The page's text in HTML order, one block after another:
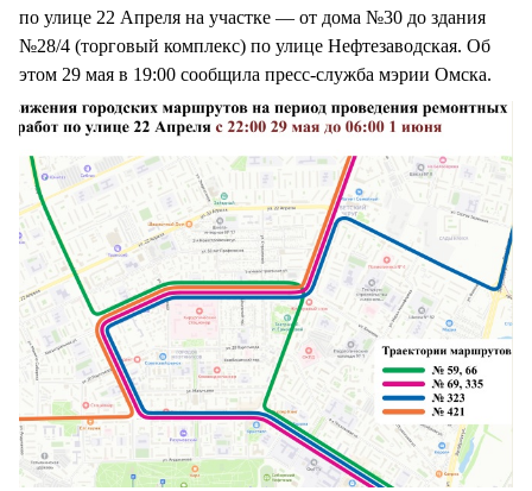
по улице 22 Апреля на участке — от дома №30 до здания
№28/4 (торговый комплекс) по улице Нефтезаводская. Об
этом 29 мая в 19:00 сообщила пресс-служба мэрии Омска.